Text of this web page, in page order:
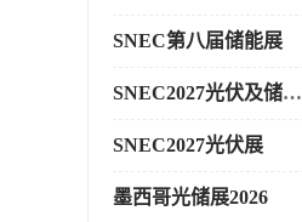
SNEC第八届储能展
SNEC2027光伏及储能展
SNEC2027光伏展
墨西哥光储展2026